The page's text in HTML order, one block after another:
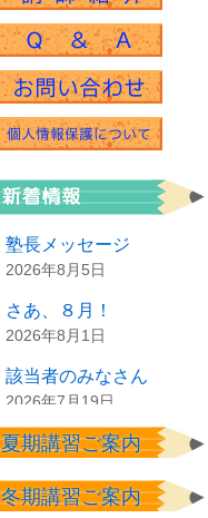
塾長メッセージ
2026年8月5日
さあ、８月！
2026年8月1日
該当者のみなさん
2026年7月19日
夏休みの前に
みなさん
夏期講習ご案内
冬期講習ご案内